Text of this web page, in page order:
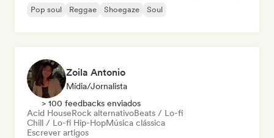
Pop soul
Reggae Shoegaze Soul
Zoila Antonio
Mídia/Jornalista
> 100 feedbacks enviados
Acid HouseRock alternativoBeats / Lo-fi
Chill / Lo-fi Hip-HopMúsica clássica
Escrever artigos